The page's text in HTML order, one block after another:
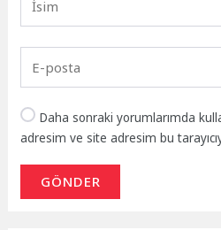
Daha sonraki yorumlarımda
adresim ve site adresim bu
GÖNDER